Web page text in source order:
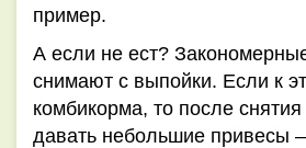
пример.
А если не ест?
снимают с выпойки. Если к
комбикорма, то после
давать небольшие привесы